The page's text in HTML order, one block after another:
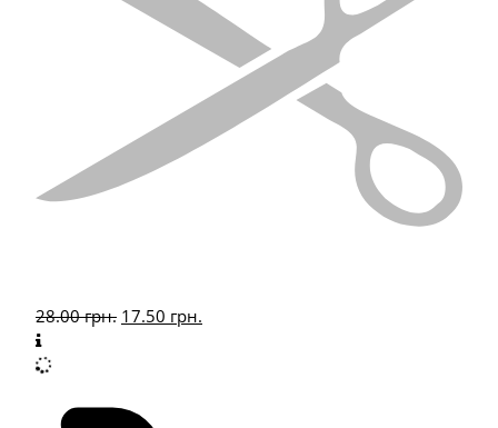
28.00грн. 17.50 грн.